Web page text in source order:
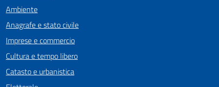
Ambiente
Anagrafe e stato civile
Imprese e commercio
Cultura e tempo libero
Catasto e urbanistica